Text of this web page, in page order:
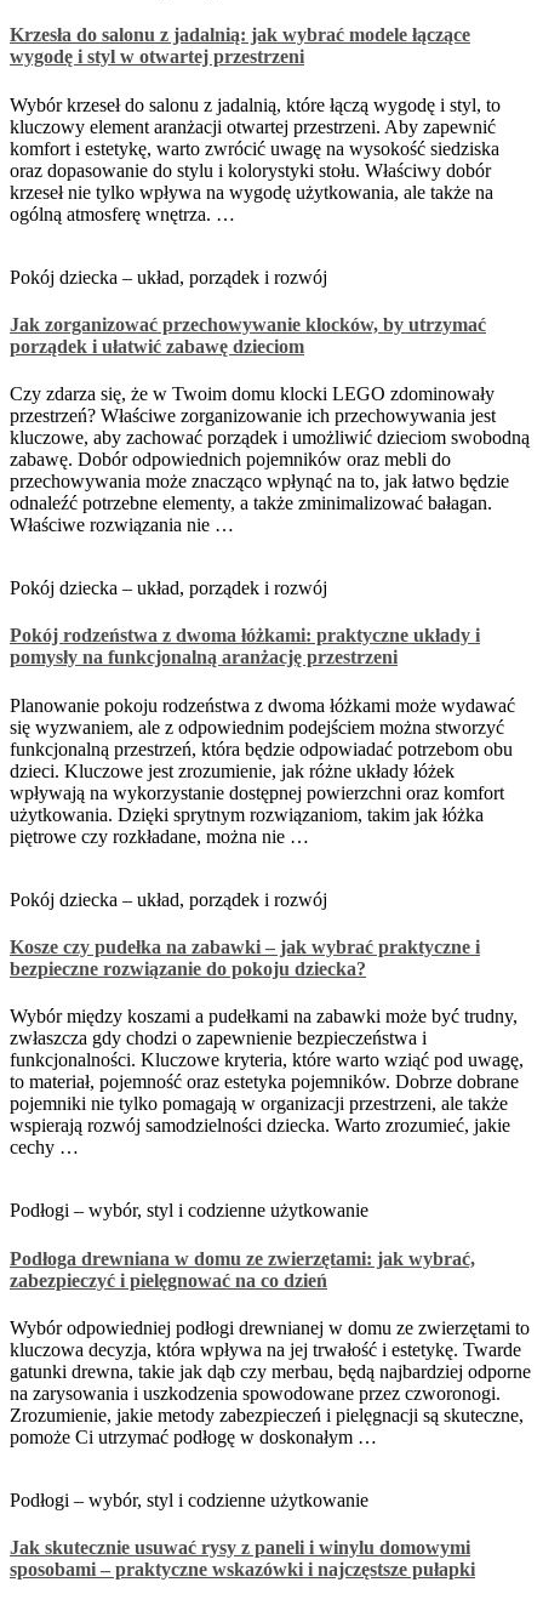
Krzesła do salonu z jadalnią: jak wybrać modele łączące
wygodę i styl w otwartej przestrzeni
Wybór krzeseł do salonu z jadalnią, które łączą wygodę i styl, to
kluczowy element aranżacji otwartej przestrzeni. Aby zapewnić
komfort i estetykę, warto zwrócić uwagę na wysokość siedziska
oraz dopasowanie do stylu i kolorystyki stołu. Właściwy dobór
krzeseł nie tylko wpływa na wygodę użytkowania, ale także na
ogólną atmosferę wnętrza. …
Pokój dziecka – układ, porządek i rozwój
Jak zorganizować przechowywanie klocków, by utrzymać
porządek i ułatwić zabawę dzieciom
Czy zdarza się, że w Twoim domu klocki LEGO zdominowały
przestrzeń? Właściwe zorganizowanie ich przechowywania jest
kluczowe, aby zachować porządek i umożliwić dzieciom swobodną
zabawę. Dobór odpowiednich pojemników oraz mebli do
przechowywania może znacząco wpłynąć na to, jak łatwo będzie
odnaleźć potrzebne elementy, a także zminimalizować bałagan.
Właściwe rozwiązania nie …
Pokój dziecka – układ, porządek i rozwój
Pokój rodzeństwa z dwoma łóżkami: praktyczne układy i
pomysły na funkcjonalną aranżację przestrzeni
Planowanie pokoju rodzeństwa z dwoma łóżkami może wydawać
się wyzwaniem, ale z odpowiednim podejściem można stworzyć
funkcjonalną przestrzeń, która będzie odpowiadać potrzebom obu
dzieci. Kluczowe jest zrozumienie, jak różne układy łóżek
wpływają na wykorzystanie dostępnej powierzchni oraz komfort
użytkowania. Dzięki sprytnym rozwiązaniom, takim jak łóżka
piętrowe czy rozkładane, można nie …
Pokój dziecka – układ, porządek i rozwój
Kosze czy pudełka na zabawki – jak wybrać praktyczne i
bezpieczne rozwiązanie do pokoju dziecka?
Wybór między koszami a pudełkami na zabawki może być trudny,
zwłaszcza gdy chodzi o zapewnienie bezpieczeństwa i
funkcjonalności. Kluczowe kryteria, które warto wziąć pod uwagę,
to materiał, pojemność oraz estetyka pojemników. Dobrze dobrane
pojemniki nie tylko pomagają w organizacji przestrzeni, ale także
wspierają rozwój samodzielności dziecka. Warto zrozumieć, jakie
cechy …
Podłogi – wybór, styl i codzienne użytkowanie
Podłoga drewniana w domu ze zwierzętami: jak wybrać,
zabezpieczyć i pielęgnować na co dzień
Wybór odpowiedniej podłogi drewnianej w domu ze zwierzętami to
kluczowa decyzja, która wpływa na jej trwałość i estetykę. Twarde
gatunki drewna, takie jak dąb czy merbau, będą najbardziej odporne
na zarysowania i uszkodzenia spowodowane przez czworonogi.
Zrozumienie, jakie metody zabezpieczeń i pielęgnacji są skuteczne,
pomoże Ci utrzymać podłogę w doskonałym …
Podłogi – wybór, styl i codzienne użytkowanie
Jak skutecznie usuwać rysy z paneli i winylu domowymi
sposobami – praktyczne wskazówki i najczęstsze pułapki